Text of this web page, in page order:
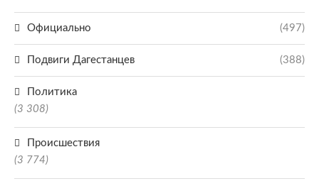
Официально (497)
Подвиги Дагестанцев (388)
Политика
(3 308)
Происшествия
(3 774)